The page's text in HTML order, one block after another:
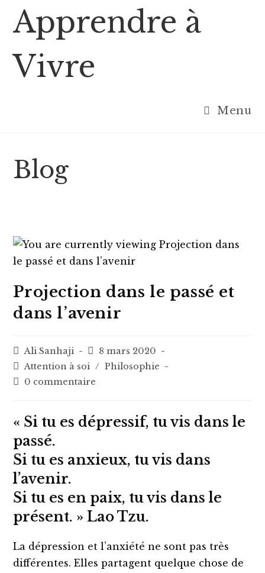
content
Apprendre à
Vivre
Menu
Blog
Projection dans le passé et
dans l’avenir
Auteur/autrice
de
la
publication :
Ali Sanhaji
Post
published:
8 mars 2020
Post
category:
Attention à soi / Philosophie
Post0 commentaire
« Si tu es dépressif, tu vis dans le
passé.
Si tu es anxieux, tu vis dans
l’avenir.
Si tu es en paix, tu vis dans le
présent. » Lao Tzu.
La dépression et l’anxiété ne sont pas très
différentes. Elles partagent quelque chose de